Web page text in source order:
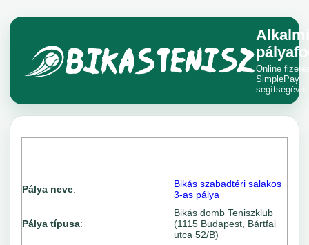
Alkalmi
Online
SimplePay
segítségével.
Pálya neve:
Bikás szabadtéri salakos
3-as pálya
Pálya típusa:
Bikás domb Teniszklub
(1115 Budapest, Bártfai
utca 52/B)